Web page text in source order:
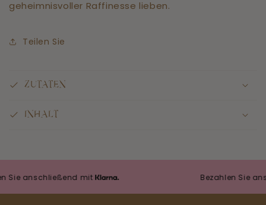
geheimnisvoller Raffinesse lieben.
Teilen Sie
ZUTATEN
INHALT
anschließend mit Bezahlen Sie